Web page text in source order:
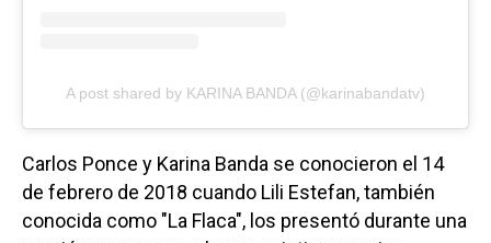
A post shared by KARINA BANDA (@karinabandatv)
Carlos Ponce y Karina Banda se conocieron el 14
de febrero de 2018 cuando Lili Estefan, también
conocida como "La Flaca", los presentó durante una